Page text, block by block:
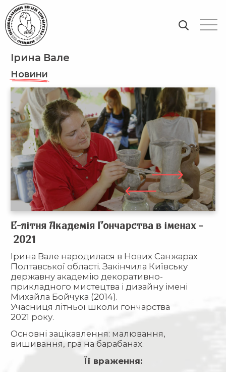
Ірина Вале
Новини
Е-літня Академія Гончарства в іменах –
2021
Ірина Вале народилася в Нових Санжарах
Полтавської області. Закінчила Київську
державну академію декоративно-
прикладного мистецтва і дизайну імені
Михайла Бойчука (2014).
Учасниця літньої школи гончарства
2021 року.
Основні зацікавлення: малювання,
вишивання, гра на барабанах.
Її враження: